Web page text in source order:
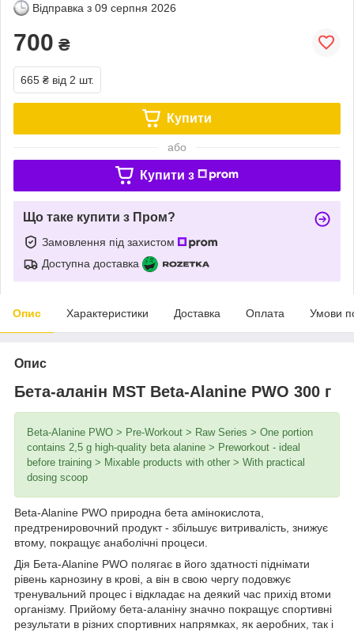
Відправка з 09 серпня 2026
700 ₴
665 ₴ від 2 шт.
Купити
або
Купити з
Що таке купити з Пром?
Замовлення під захистом
Доступна доставка
Опис Характеристики Доставка Оплата Умови
Опис
Бета-аланін MST Beta-Alanine PWO 300 г
Beta-Alanine PWO > Pre-Workout > Raw Series > One portion
contains 2,5 g high-quality beta alanine > Preworkout - ideal
before training > Mixable products with other > With practical
dosing scoop
Beta-Alanine PWO природна бета амінокислота,
предтренировочний продукт - збільшує витривалість, знижує
втому, покращує анаболічні процеси.
Дія Бета-Alanine PWO полягає в його здатності піднімати
рівень карнозину в крові, а він в свою чергу подовжує
тренувальний процес і відкладає на деякий час прихід втоми
організму. Прийому бета-аланіну значно покращує спортивні
результати в різних спортивних напрямках, як аеробних, так і